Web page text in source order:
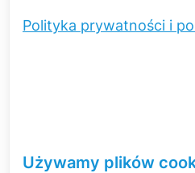
Polityka prywatności i
Używamy plików